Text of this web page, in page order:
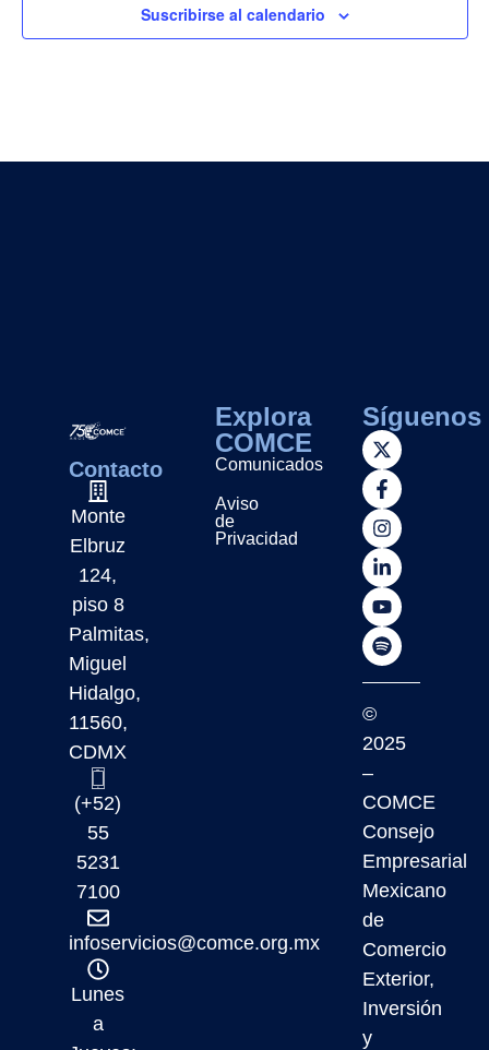
Suscribirse al calendario
Contacto
Monte
Elbruz
124,
piso 8
Palmitas,
Miguel
Hidalgo,
11560,
CDMX
(+52)
55
5231
7100
infoservicios@comce.org.mx
Lunes
a
Explora
COMCE
Comunicados
Aviso
de
Privacidad
Síguenos
©
2025
–
COMCE
Consejo
Empresarial
Mexicano
de
Comercio
Exterior,
Inversión
y